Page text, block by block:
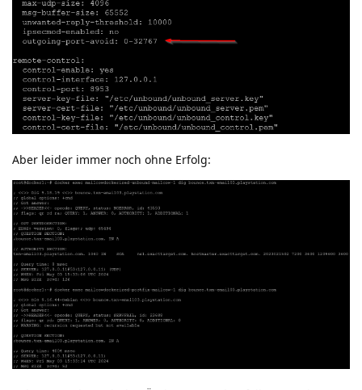
Aber leider immer noch ohne Erfolg: